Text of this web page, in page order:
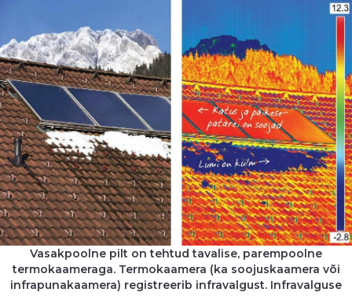
Vasakpoolne pilt on tehtud tavalise, parempoolne
termokaameraga. Termokaamera (ka soojuskaamera või
infrapunakaamera) registreerib infravalgust. Infravalguse